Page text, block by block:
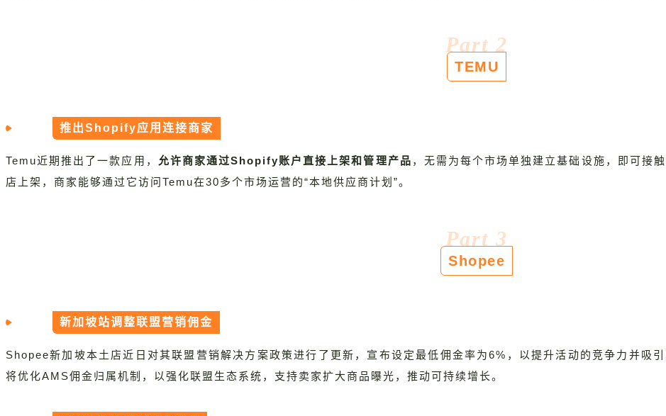
Part 2
TEMU
推出Shopify应用连接商家
Temu近期推出了一款应用， 允许商家通过Shopify账户直接上架和管理产品 ，无需为每个市场单独建立基础设施，即可接
店上架，商家能够通过它访问Temu在30多个市场运营的“本地供应商计划”。
Part 3
Shopee
新加坡站调整联盟营销佣金
Shopee新加坡本土店近日对其联盟营销解决方案政策进行了更新，宣布设定最低佣金率为6%，以提升活动的竞争力并吸
将优化AMS佣金归属机制，以强化联盟生态系统，支持卖家扩大商品曝光，推动可持续增长。